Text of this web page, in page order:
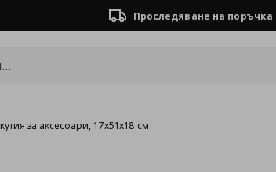
Проследяване на поръчка
кутия за аксесоари, 17x51x18 см